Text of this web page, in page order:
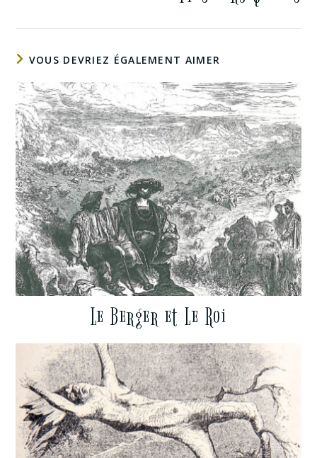
VOUS DEVRIEZ ÉGALEMENT AIMER
Le Berger et Le Roi